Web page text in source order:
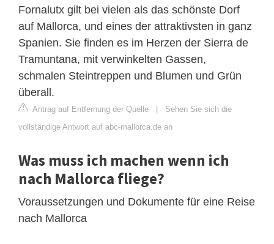
Fornalutx gilt bei vielen als das schönste Dorf
auf Mallorca, und eines der attraktivsten in ganz
Spanien. Sie finden es im Herzen der Sierra de
Tramuntana, mit verwinkelten Gassen,
schmalen Steintreppen und Blumen und Grün
überall.
Antrag auf Entfernung der Quelle | Sehen Sie sich die
vollständige Antwort auf abc-mallorca.de an
Was muss ich machen wenn ich
nach Mallorca fliege?
Voraussetzungen und Dokumente für eine Reise
nach Mallorca